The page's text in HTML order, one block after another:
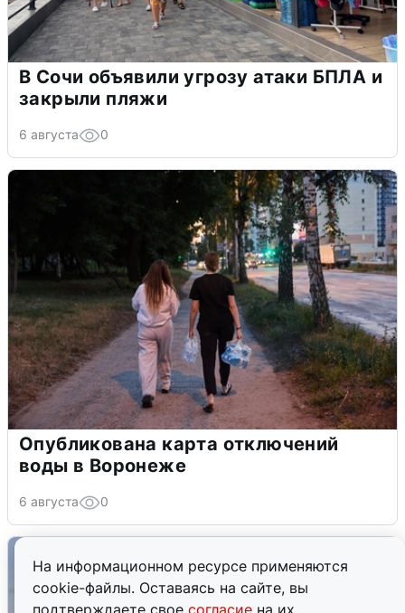
На информационном ресурсе применяются
cookie-файлы. Оставаясь на сайте, вы
подтверждаете свое согласие на их
В Сочи объявили угрозу атаки БПЛА и
закрыли пляжи
6 августа 0
Опубликована карта отключений
воды в Воронеже
6 августа 0